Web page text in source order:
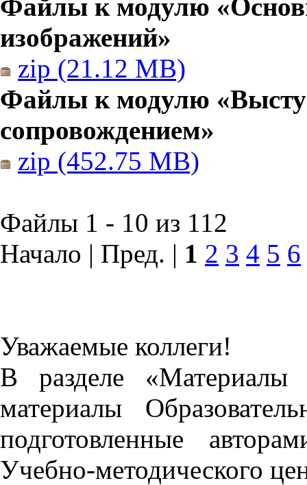
Файлы к модулю
изображений»
zip (21.12 MB)
Файлы к модулю
сопровождением»
zip (452.75 MB)
Файлы 1 - 10 из 112
Начало | Пред. | 1 2 3 4 5 6
Уважаемые коллеги!
В разделе «Материалы
материалы
подготовленные
Учебно-методического